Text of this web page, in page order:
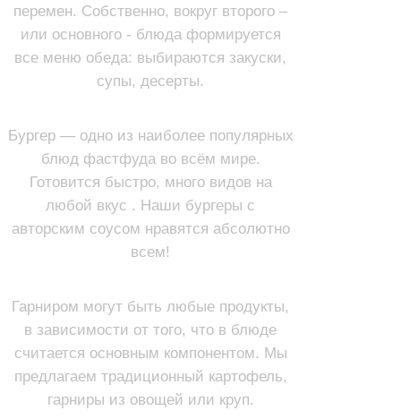
перемен. Собственно, вокруг второго –
или основного - блюда формируется
все меню обеда: выбираются закуски,
супы, десерты.
Бургер — одно из наиболее популярных
блюд фастфуда во всём мире.
Готовится быстро, много видов на
любой вкус . Наши бургеры с
авторским соусом нравятся абсолютно
всем!
Гарниром могут быть любые продукты,
в зависимости от того, что в блюде
считается основным компонентом. Мы
предлагаем традиционный картофель,
гарниры из овощей или круп.